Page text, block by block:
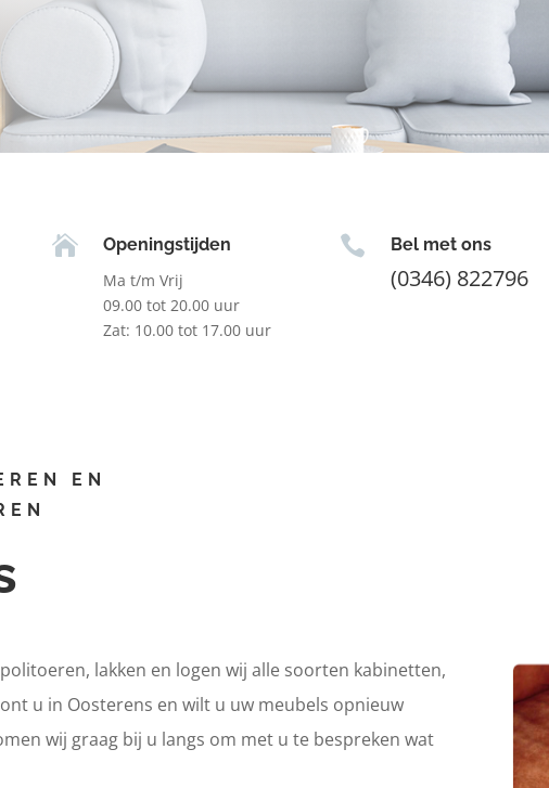

Openingstijden
Ma t/m Vrij
09.00 tot 20.00 uur
Zat: 10.00 tot 17.00 uur
 Bel met ons
(0346) 822796
EN
lakken en logen wij alle soorten kabinetten,
u in Oosterens en wilt u uw meubels opnieuw
wij graag bij u langs om met u te bespreken wat